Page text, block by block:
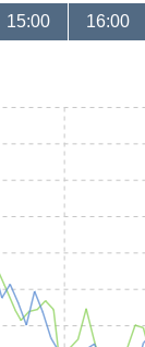
15:00 16:00